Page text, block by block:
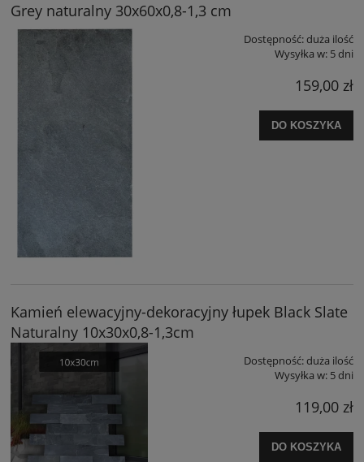
Grey naturalny 30x60x0,8-1,3 cm
Dostępność:duża ilość
Wysyłka w: 5 dni
159,00 zł
DO KOSZYKA
Kamień elewacyjny-dekoracyjny łupek Black Slate
Naturalny 10x30x0,8-1,3cm
Dostępność:duża ilość
Wysyłka w: 5 dni
119,00 zł
DO KOSZYKA